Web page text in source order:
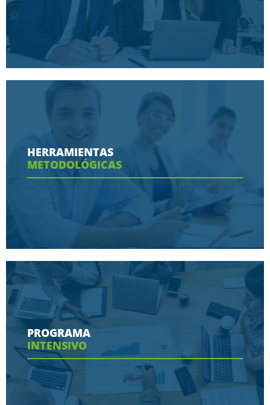
Conoce aquí las razones porque nos eligen
Ver más
HERRAMIENTAS
METODOLÓGICAS
Conoce aquí las herramientas con las que
contaras en tu programa
Ver más
PROGRAMA
INTENSIVO